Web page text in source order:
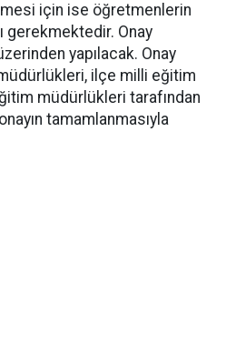
için ise öğretmenlerin
gerekmektedir. Onay
yapılacak. Onay
ilçe milli eğitim
müdürlükleri tarafından
tamamlanmasıyla